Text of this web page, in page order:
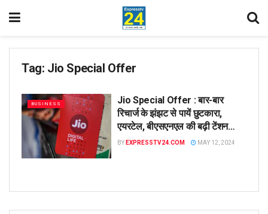
Tag: Jio Special Offer
BUSINESS
Jio Special Offer : बार-बार
रिचार्ज के झंझट से पायें छुटकारा,
एयरटेल, बीएसएनएल की बढ़ी टेंशन…
BY EXPRESSTV24.COM MAY 12, 2024